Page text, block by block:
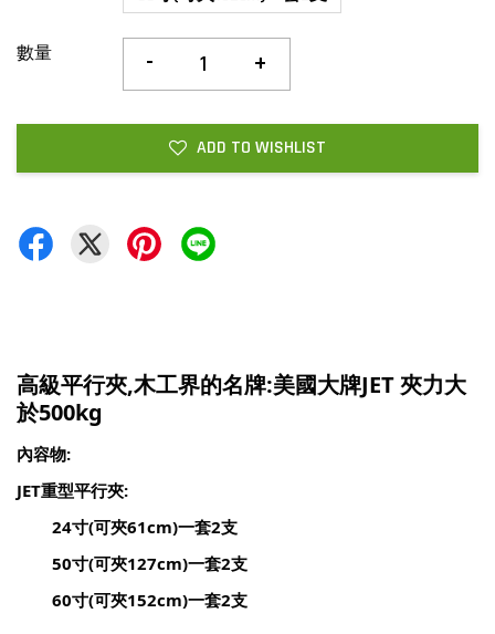
數量 - +
ADD TO WISHLIST
高級平行夾,木工界的名牌:美國大牌JET 夾力大
於500kg
內容物:
JET重型平行夾:
24寸(可夾61cm)一套2支
50寸(可夾127cm)一套2支
60寸(可夾152cm)一套2支